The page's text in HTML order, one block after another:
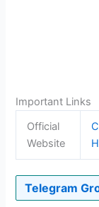
Important Links
Official
Website
Telegram